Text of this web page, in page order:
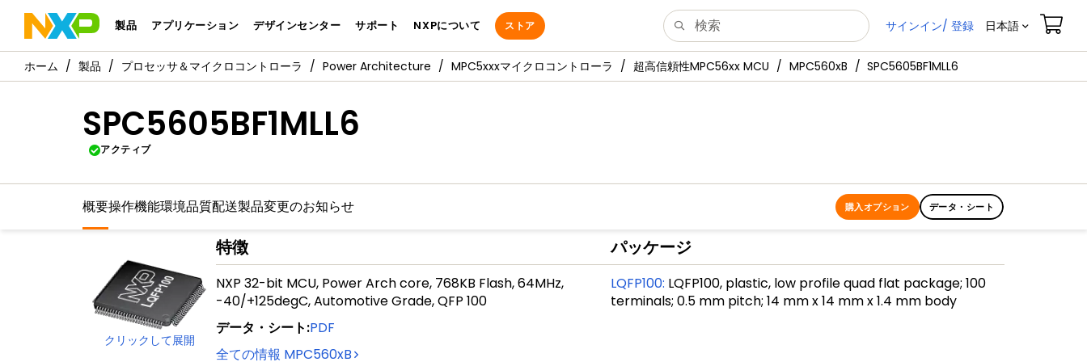
製品 アプリケーション デザインセンター サポート NXPについて ストア サインイン/ 登録 日本語
製品 プロセッサ＆マイクロコントローラ Power Architecture MPC5xxxマイクロコントローラ 超高信頼性MPC56xx MCU MPC560xB SPC5605BF1MLL6
SPC5605BF1MLL6
アクティブ
概要操作機能環境品質配送製品変更のお知らせ 購入オプション データ・シート
クリックして展開
特徴
NXP 32-bit MCU, Power Arch core, 768KB Flash, 64MHz,
-40/+125degC, Automotive Grade, QFP 100
データ・シート:PDF
全ての情報 MPC560xB
パッケージ
LQFP100: LQFP100, plastic, low profile quad flat package; 100
terminals; 0.5 mm pitch; 14 mm x 14 mm x 1.4 mm body